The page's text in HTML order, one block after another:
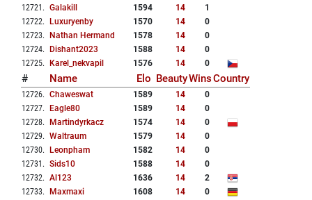
12721 . Galakill 1594 14
1
12722. Luxuryenby 1570 14
0
12723. Nathan Hermand 1578 14
0
12724. Dishant2023 1588 14
0
12725. Karel_nekvapil 1576 14 0
# Name Elo BeautyWinsCountry
12726. Chaweswat 1589 14
0
12727. Eagle80 1589 14
0
12728. Martindyrkacz 1574 14
0
12729. Waltraum 1579 14
0
12730. Leonpham 1582 14
0
12731 . Sids10 1588 14
0
12732. Al123 1636 14
2
12733. Maxmaxi 1608 14
0